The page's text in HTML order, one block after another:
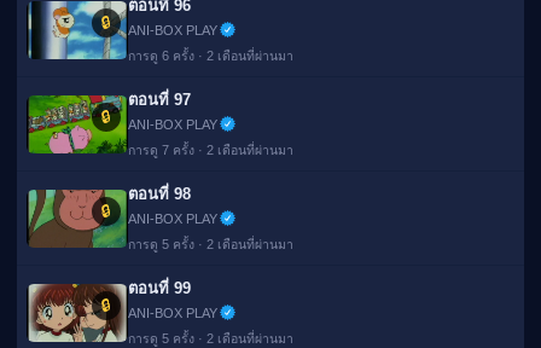
🔒
ตอนที่ 96
ANI-BOX PLAY
การดู 6 ครั้ง · 2 เดือนที่ผ่านมา
🔒
ตอนที่ 97
ANI-BOX PLAY
การดู 7 ครั้ง · 2 เดือนที่ผ่านมา
🔒
ตอนที่ 98
ANI-BOX PLAY
การดู 5 ครั้ง · 2 เดือนที่ผ่านมา
🔒
ตอนที่ 99
ANI-BOX PLAY
การดู 5 ครั้ง · 2 เดือนที่ผ่านมา